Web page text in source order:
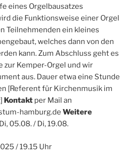
eines Orgelbausatzes
die Funktionsweise einer Orgel
Teilnehmenden ein kleines
welches dann von den
kann. Zum Abschluss geht es
zur Kemper-Orgel und wir
aus. Dauer etwa eine Stunde
[Referent für Kirchenmusik im
Kontakt per Mail an
hamburg.de Weitere
05.08. / Di, 19.08.
/ 19.15 Uhr